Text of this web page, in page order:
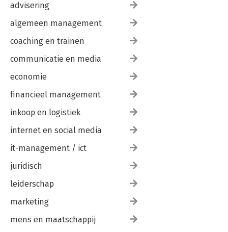
advisering
algemeen management
coaching en trainen
communicatie en media
economie
financieel management
inkoop en logistiek
internet en social media
it-management / ict
juridisch
leiderschap
marketing
mens en maatschappij